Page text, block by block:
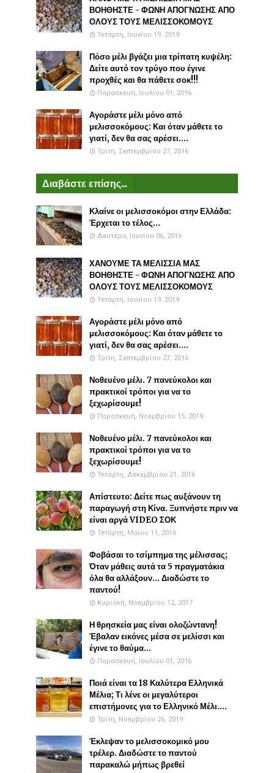
ΒΟΗΘΗΣΤΕ - ΦΩΝΗ ΑΠΟΓΝΩΣΗΣ ΑΠΟ
ΟΛΟΥΣ ΤΟΥΣ ΜΕΛΙΣΣΟΚΟΜΟΥΣ
Τετάρτη, Ιουνίου 19, 2019
Πόσο μέλι βγάζει μια τρίπατη κυψέλη:
Δείτε αυτό τον τρύγο που έγινε
προχθές και θα πάθετε σοκ!!!
Παρασκευή, Ιουλίου 01, 2016
Αγοράστε μέλι μόνο από
μελισσοκόμους: Και όταν μάθετε το
γιατί, δεν θα σας αρέσει....
Τρίτη, Σεπτεμβρίου 27, 2016
Διαβάστε επίσης...
Κλαίνε οι μελισσοκόμοι στην Ελλάδα:
Έρχεται το τέλος...
Δευτέρα, Ιουνίου 06, 2016
ΧΑΝΟΥΜΕ ΤΑ ΜΕΛΙΣΣΙΑ ΜΑΣ
ΒΟΗΘΗΣΤΕ - ΦΩΝΗ ΑΠΟΓΝΩΣΗΣ ΑΠΟ
ΟΛΟΥΣ ΤΟΥΣ ΜΕΛΙΣΣΟΚΟΜΟΥΣ
Τετάρτη, Ιουνίου 19, 2019
Αγοράστε μέλι μόνο από
μελισσοκόμους: Και όταν μάθετε το
γιατί, δεν θα σας αρέσει....
Τρίτη, Σεπτεμβρίου 27, 2016
Νοθευένο μέλι. 7 πανεύκολοι και
πρακτικοί τρόποι για να το
ξεχωρίσουμε!
Παρασκευή, Νοεμβρίου 15, 2019
Νοθευένο μέλι. 7 πανεύκολοι και
πρακτικοί τρόποι για να το
ξεχωρίσουμε!
Τετάρτη, Δεκεμβρίου 21, 2016
Απίστευτο: Δείτε πως αυξάνουν τη
παραγωγή στη Κίνα. Ξυπνήστε πριν να
είναι αργά VIDEO ΣΟΚ
Τετάρτη, Μαΐου 11, 2016
Φοβάσαι το τσίμπημα της μέλισσας;
Όταν μάθεις αυτά τα 5 πραγματάκια
όλα θα αλλάξουν... Διαδώστε το
παντού!
Κυριακή, Νοεμβρίου 12, 2017
Η θρησκεία μας είναι ολοζώντανη!
Έβαλαν εικόνες μέσα σε μελίσσι και
έγινε το θαύμα...
Παρασκευή, Ιουλίου 01, 2016
Ποιά είναι τα 18 Καλύτερα Ελληνικά
Μέλια; Τι λένε οι μεγαλύτεροι
επιστήμονες για το Ελληνικό Μέλι....
Τρίτη, Νοεμβρίου 26, 2019
Έκλεψαν το μελισσοκομικό μου
τρέλερ. Διαδώστε το παντού
παρακαλώ μήπως βρεθεί